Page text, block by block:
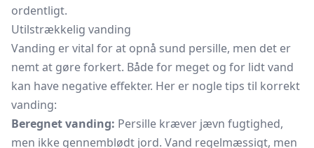
ordentligt.
Utilstrækkelig vanding
Vanding er vital for at opnå sund persille, men det er
nemt at gøre forkert. Både for meget og for lidt vand
kan have negative effekter. Her er nogle tips til korrekt
vanding:
Beregnet vanding: Persille kræver jævn fugtighed,
men ikke gennemblødt jord. Vand regelmæssigt, men